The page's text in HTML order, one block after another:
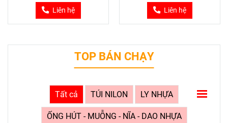
Liên hệ Liên hệ
TOP BÁN CHẠY
Tất cả TÚI NILON LY NHỰA
ỐNG HÚT - MUỖNG - NĨA - DAO NHỰA